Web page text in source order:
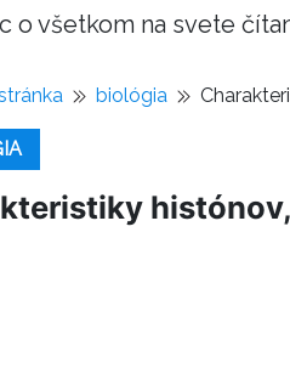
o všetkom na svete
biológia